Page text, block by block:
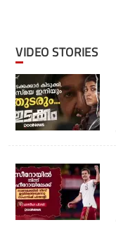
VIDEO STORIES